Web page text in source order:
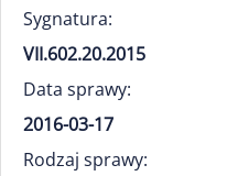
Sygnatura:
VII.602.20.2015
Data sprawy:
2016-03-17
Rodzaj sprawy: